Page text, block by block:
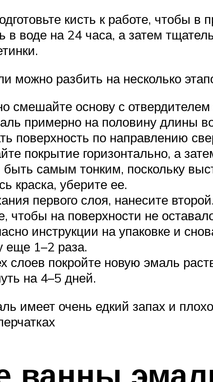
кисть к работе, чтобы
в воде на 24 часа, а затем
можно разбить на несколько
смешайте основу с отвердителем
примерно на половину длины
поверхность по направлению
покрытие горизонтально, а
самым тонким, поскольку
краска, уберите ее.
первого слоя, нанесите
чтобы на поверхности не
инструкции на упаковке и
еще 1–2 раза.
слоев покройте новую эмаль
на 4–5 дней.
имеет очень едкий запах и